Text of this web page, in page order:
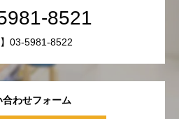
合わせフォーム
8521
】03-5981-8522